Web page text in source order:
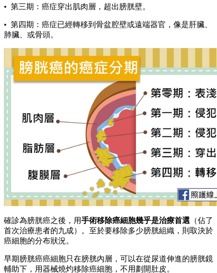
• 第三期：癌症穿出肌肉層，超出膀胱壁。
• 第四期：癌症已經轉移到骨盆腔壁或遠端器官，像是肝臟、
肺臟、或骨頭。
確診為膀胱癌之後，用手術移除癌細胞幾乎是治療首選 （佔了
首次治療患者的九成）。至於要移除多少膀胱組織，則取決於
癌細胞的分布狀況。
早期膀胱癌癌細胞只在膀胱內層，可以在從尿道伸進的膀胱鏡
輔助下，用器械燒灼移除癌細胞，不用劃開肚皮。